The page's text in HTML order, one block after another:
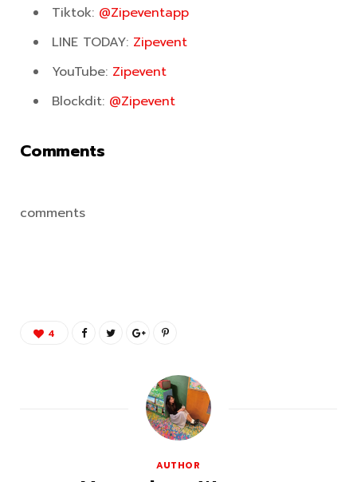
Tiktok: @Zipeventapp
LINE TODAY: Zipevent
YouTube: Zipevent
Blockdit: @Zipevent
Comments
comments
4
AUTHOR